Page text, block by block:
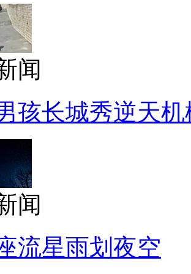
闻
孩长城秀逆天机
闻
流星雨划夜空